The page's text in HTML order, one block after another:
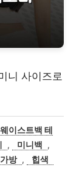
니 사이즈로
이스트백 테
, 미니백
,
방 , 힙색